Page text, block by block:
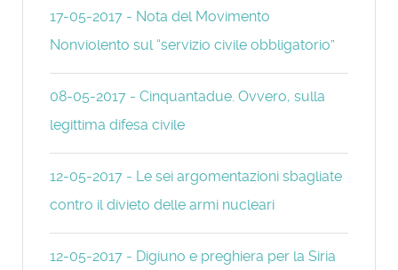
17-05-2017 - Nota del Movimento
Nonviolento sul “servizio civile obbligatorio”
08-05-2017 - Cinquantadue. Ovvero, sulla
legittima difesa civile
12-05-2017 - Le sei argomentazioni sbagliate
contro il divieto delle armi nucleari
12-05-2017 - Digiuno e preghiera per la Siria